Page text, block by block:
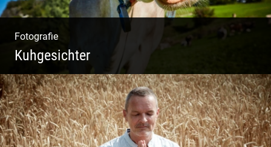
Fotografie
Kuhgesichter
Kuhportraits